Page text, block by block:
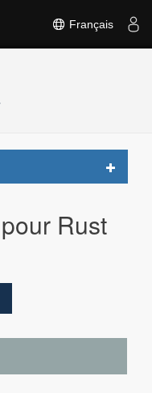
Français
Toggle
Rust